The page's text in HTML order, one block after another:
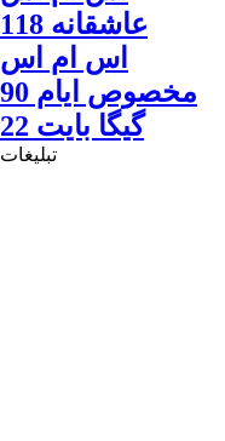
عاشقانه 118
اس ام اس
مخصوص ایام 90
گيگا بايت 22
تبلیغات